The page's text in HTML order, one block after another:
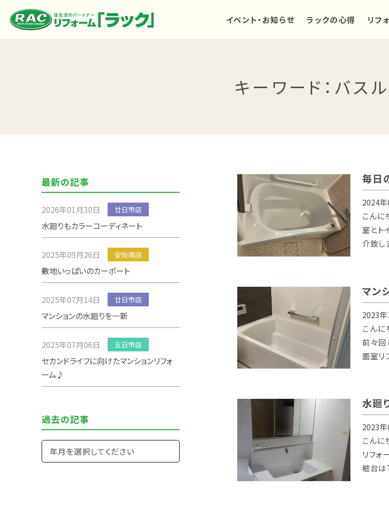
イベント・お知らせ ラックの心得 リフ
キーワード ：バス
毎日
2024
こんに
室とト
介致し
マン
2023
こんに
前々回
面室リ
水廻
2023
こんに
リフォ
粧台
最新の記事
2026年01月30日 廿日市店
水廻りもカラーコーディネート
2025年09月26日 安佐南店
敷地いっぱいのカーポート
2025年07月14日 廿日市店
マンションの水廻りを一新
2025年07月06日 五日市店
セカンドライフに向けたマンションリフォ
ーム♪
過去の記事